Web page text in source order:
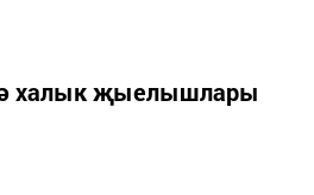
халык җыелышлары